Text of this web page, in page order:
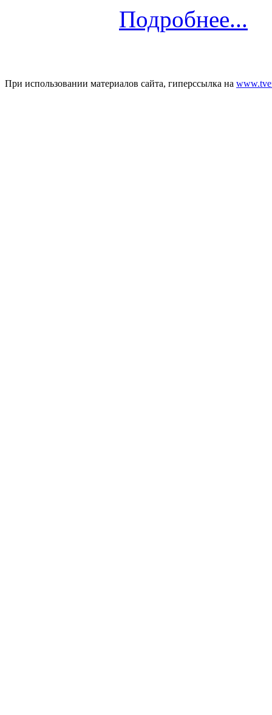
Подробнее...
При использовании материалов сайта, гиперссылка на